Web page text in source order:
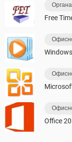
Free
Office